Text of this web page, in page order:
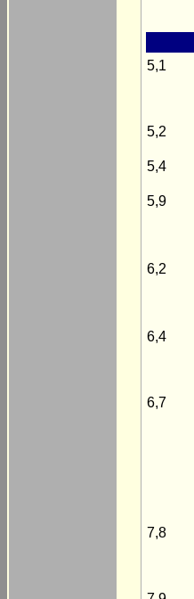
5,1
5,2
5,4
5,9
6,2
6,4
6,7
7,8